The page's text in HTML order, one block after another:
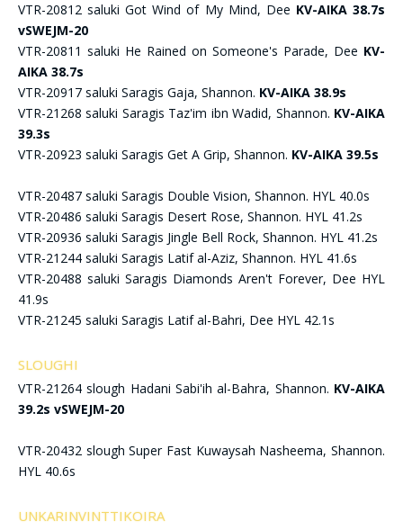
VTR-20812 saluki Got Wind of My Mind, Dee KV-AIKA 38.7s
vSWEJM-20
VTR-20811 saluki He Rained on Someone's Parade, Dee KV-
AIKA 38.7s
VTR-20917 saluki Saragis Gaja, Shannon. KV-AIKA 38.9s
VTR-21268 saluki Saragis Taz'im ibn Wadid, Shannon. KV-AIKA
39.3s
VTR-20923 saluki Saragis Get A Grip, Shannon. KV-AIKA 39.5s
VTR-20487 saluki Saragis Double Vision, Shannon. HYL 40.0s
VTR-20486 saluki Saragis Desert Rose, Shannon. HYL 41.2s
VTR-20936 saluki Saragis Jingle Bell Rock, Shannon. HYL 41.2s
VTR-21244 saluki Saragis Latif al-Aziz, Shannon. HYL 41.6s
VTR-20488 saluki Saragis Diamonds Aren't Forever, Dee HYL
41.9s
VTR-21245 saluki Saragis Latif al-Bahri, Dee HYL 42.1s
SLOUGHI
VTR-21264 slough Hadani Sabi'ih al-Bahra, Shannon. KV-AIKA
39.2s vSWEJM-20
VTR-20432 slough Super Fast Kuwaysah Nasheema, Shannon.
HYL 40.6s
UNKARINVINTTIKOIRA